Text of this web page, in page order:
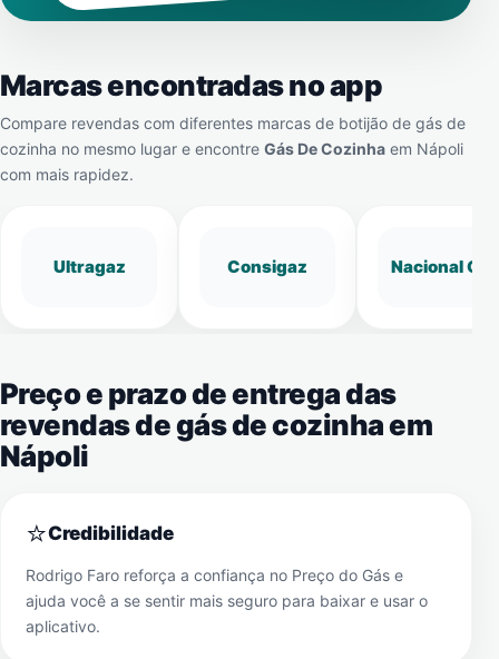
Marcas encontradas no app
Compare revendas com diferentes marcas de botijão de gás de
cozinha no mesmo lugar e encontre Gás De Cozinha em Nápoli
com mais rapidez.
Ultragaz Consigaz Nacional Gás
Preço e prazo de entrega das
revendas de gás de cozinha em
Nápoli
⭐Credibilidade
Rodrigo Faro reforça a confiança no Preço do Gás e
ajuda você a se sentir mais seguro para baixar e usar o
aplicativo.